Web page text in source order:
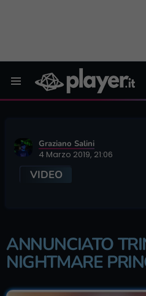
Graziano Salini
4 Marzo 2019, 21:06
VIDEO
ANNUNCIATO
NIGHTMARE